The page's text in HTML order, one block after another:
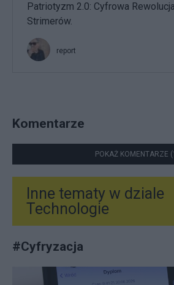
Patriotyzm 2.0: Cyfrowa
Strimerów.
report
Komentarze
POKAŻ KOMENTARZE
Inne tematy w dziale
Technologie
#Cyfryzacja